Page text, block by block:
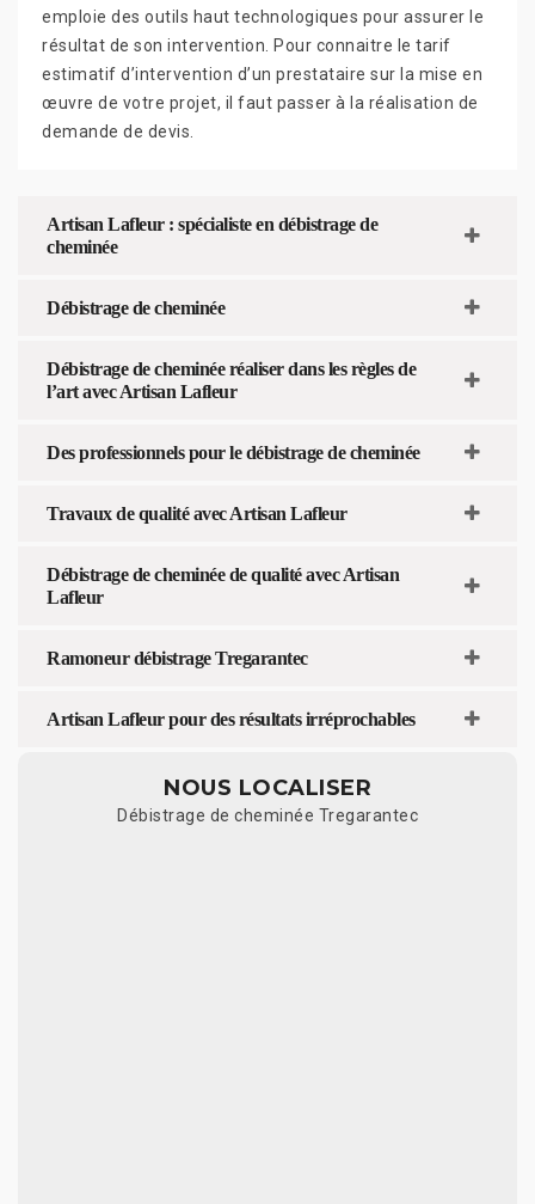
emploie des outils haut technologiques pour assurer le
résultat de son intervention. Pour connaitre le tarif
estimatif d’intervention d’un prestataire sur la mise en
œuvre de votre projet, il faut passer à la réalisation de
demande de devis.
Artisan Lafleur : spécialiste en débistrage de
cheminée
Débistrage de cheminée
Débistrage de cheminée réaliser dans les règles de
l’art avec Artisan Lafleur
Des professionnels pour le débistrage de cheminée
Travaux de qualité avec Artisan Lafleur
Débistrage de cheminée de qualité avec Artisan
Lafleur
Ramoneur débistrage Tregarantec
Artisan Lafleur pour des résultats irréprochables
NOUS LOCALISER
Débistrage de cheminée Tregarantec